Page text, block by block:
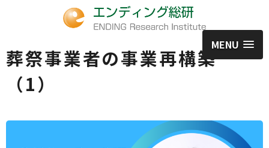
MENU
葬祭事業者の事業再構築
（1）